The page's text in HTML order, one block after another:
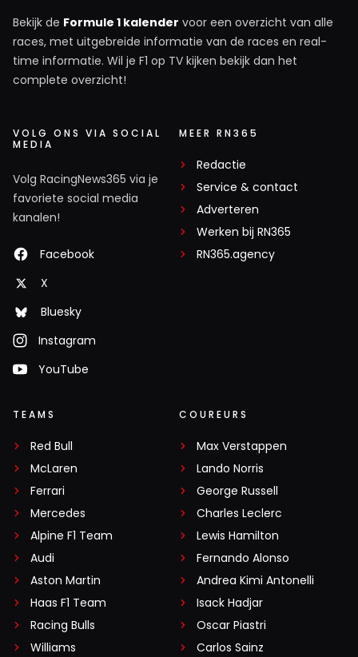
Bekijk de Formule 1 kalender voor een overzicht van alle
races, met uitgebreide informatie van de races en real-
time informatie. Wil je F1 op TV kijken bekijk dan het
complete overzicht!
VOLG ONS VIA SOCIAL
MEDIA
Volg RacingNews365 via je
favoriete social media
kanalen!
Facebook
X
Bluesky
Instagram
YouTube
MEER RN365
Redactie
Service & contact
Adverteren
Werken bij RN365
RN365.agency
TEAMS
Red Bull
McLaren
Ferrari
Mercedes
Alpine F1 Team
Audi
Aston Martin
Haas F1 Team
Racing Bulls
Williams
COUREURS
Max Verstappen
Lando Norris
George Russell
Charles Leclerc
Lewis Hamilton
Fernando Alonso
Andrea Kimi Antonelli
Isack Hadjar
Oscar Piastri
Carlos Sainz